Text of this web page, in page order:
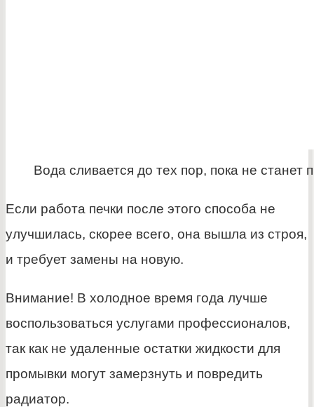
Вода сливается до тех пор, пока не станет
Если работа печки после этого способа не
улучшилась, скорее всего, она вышла из строя,
и требует замены на новую.
Внимание! В холодное время года лучше
воспользоваться услугами профессионалов,
так как не удаленные остатки жидкости для
промывки могут замерзнуть и повредить
радиатор.